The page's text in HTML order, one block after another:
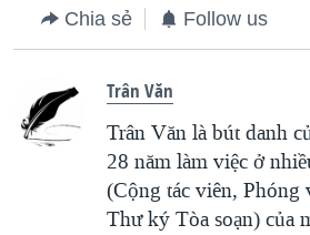
Chia sẻ Follow us
Trân Văn
Trân Văn là bút danh
28 năm làm việc ở
(Cộng tác viên, Phóng
Thư ký Tòa soạn) của